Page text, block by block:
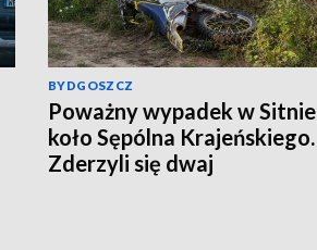
BYDGOSZCZ
Poważny wypadek w Sitnie
koło Sępólna Krajeńskiego.
Zderzyli się dwaj